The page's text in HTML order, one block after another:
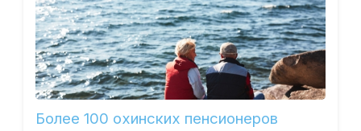
Более 100 охинских пенсионеров